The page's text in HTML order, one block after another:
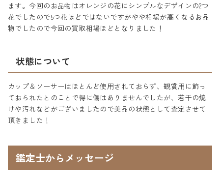
ます。今回のお品物はオレンジの花にシンプルなデザインの2つ
花でしたので5つ花ほどではないですがやや相場が高くなるお品
物でしたので今回の買取相場ほどとなりました！
状態について
カップ＆ソーサーはほとんど使用されておらず、観賞用に飾っ
ておられたとのことで得に傷はありませんでしたが、若干の焼
けや汚れなどがございましたので美品の状態として査定させて
頂きました！
鑑定士からメッセージ